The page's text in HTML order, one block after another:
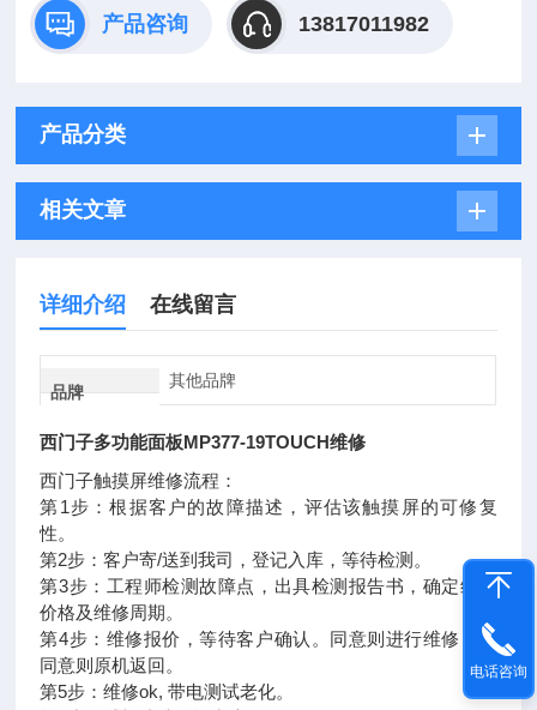
产品咨询 13817011982
产品分类
相关文章
详细介绍 在线留言
品牌
其他品牌
西门子多功能面板MP377-19TOUCH维修
西门子触摸屏维修流程：
第1步：根据客户的故障描述，评估该触摸屏的可修复
性。
第2步：客户寄/送到我司，登记入库，等待检测。
第3步：工程师检测故障点，出具检测报告书，确定维修
价格及维修周期。
第4步：维修报价，等待客户确认。同意则进行维修，不
同意则原机返回。
第5步：维修ok, 带电测试老化。
电话咨询